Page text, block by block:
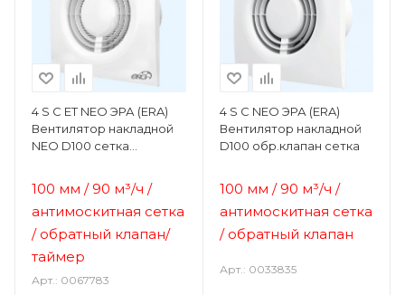
4 S C ET NEO ЭРА (ERA)
Вентилятор накладной
NEO D100 сетка
100 мм / 90 м³/ч /
антимоскитная сетка
/ обратный клапан/
таймер
Арт.: 0067783
4 S C NEO ЭРА (ERA)
Вентилятор накладной
D100 обр.клапан сетка
100 мм / 90 м³/ч /
антимоскитная сетка
/ обратный клапан
Арт.: 0033835